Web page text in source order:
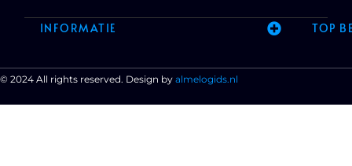
INFORMATIE TOP
© 2024 All rights reserved. Design by almelogids.nl